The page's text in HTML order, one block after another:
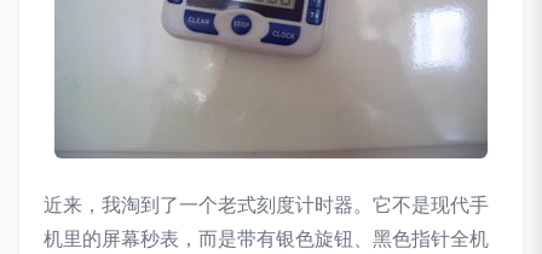
近来，我淘到了一个老式刻度计时器。它不是现代手
机里的屏幕秒表，而是带有银色旋钮、黑色指针全机